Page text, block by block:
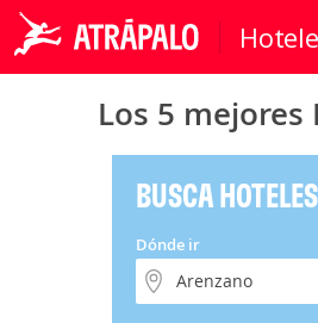
Los 5
BUSCA
Dónde ir